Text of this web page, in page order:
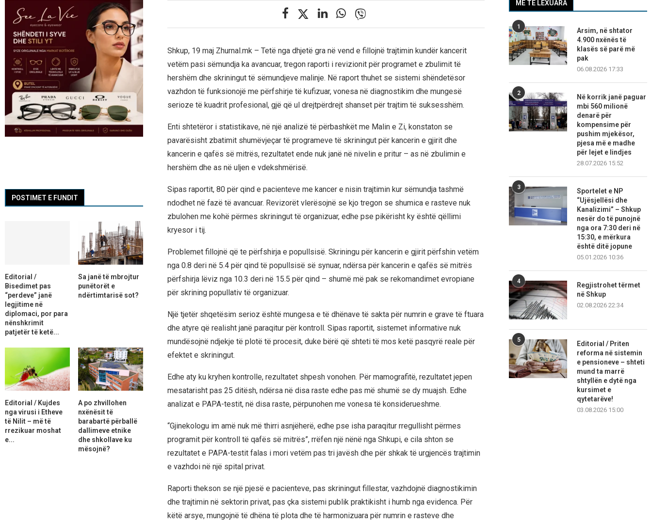
Shkup, 19 maj Zhurnal.mk – Tetë nga dhjetë gra në vend e fillojnë trajtimin kundër kancerit
vetëm pasi sëmundja ka avancuar, tregon raporti i revizionit për programet e zbulimit të
hershëm dhe skriningut të sëmundjeve malinje. Në raport thuhet se sistemi shëndetësor
vazhdon të funksionojë me përfshirje të kufizuar, vonesa në diagnostikim dhe mungesë
serioze të kuadrit profesional, gjë që ul drejtpërdrejt shanset për trajtim të suksesshëm.
Enti shtetëror i statistikave, në një analizë të përbashkët me Malin e Zi, konstaton se
pavarësisht zbatimit shumëvjeçar të programeve të skriningut për kancerin e gjirit dhe
kancerin e qafës së mitrës, rezultatet ende nuk janë në nivelin e pritur – as në zbulimin e
hershëm dhe as në uljen e vdekshmërisë.
Sipas raportit, 80 për qind e pacienteve me kancer e nisin trajtimin kur sëmundja tashmë
ndodhet në fazë të avancuar. Revizorët vlerësojnë se kjo tregon se shumica e rasteve nuk
zbulohen me kohë përmes skriningut të organizuar, edhe pse pikërisht ky është qëllimi
kryesor i tij.
Problemet fillojnë që te përfshirja e popullsisë. Skriningu për kancerin e gjirit përfshin vetëm
nga 0.8 deri në 5.4 për qind të popullsisë së synuar, ndërsa për kancerin e qafës së mitrës
përfshirja lëviz nga 10.3 deri në 15.5 për qind – shumë më pak se rekomandimet evropiane
për skrining popullativ të organizuar.
Një tjetër shqetësim serioz është mungesa e të dhënave të sakta për numrin e grave të ftuara
dhe atyre që realisht janë paraqitur për kontroll. Sipas raportit, sistemet informative nuk
mundësojnë ndjekje të plotë të procesit, duke bërë që shteti të mos ketë pasqyrë reale për
efektet e skriningut.
Edhe aty ku kryhen kontrolle, rezultatet shpesh vonohen. Për mamografitë, rezultatet jepen
mesatarisht pas 25 ditësh, ndërsa në disa raste edhe pas më shumë se dy muajsh. Edhe
analizat e PAPA-testit, në disa raste, përpunohen me vonesa të konsiderueshme.
“Gjinekologu im amë nuk më thirri asnjëherë, edhe pse isha paraqitur rregullisht përmes
programit për kontroll të qafës së mitrës”, rrëfen një nënë nga Shkupi, e cila shton se
rezultatet e PAPA-testit falas i mori vetëm pas tri javësh dhe për shkak të urgjencës trajtimin
e vazhdoi në një spital privat.
Raporti thekson se një pjesë e pacienteve, pas skriningut fillestar, vazhdojnë diagnostikimin
dhe trajtimin në sektorin privat, pas çka sistemi publik praktikisht i humb nga evidenca. Për
këtë arsye, mungojnë të dhëna të plota dhe të harmonizuara për numrin e rasteve dhe
MË TË LEXUARA
1
Arsim, në shtator
4.900 nxënës të
klasës së parë më
pak
06.08.2026 17:33
2
Në korrik janë paguar
mbi 560 milionë
denarë për
kompensime për
pushim mjekësor,
pjesa më e madhe
për lejet e lindjes
28.07.2026 15:52
3
Sportelet e NP
“Ujësjellësi dhe
Kanalizimi” – Shkup
nesër do të punojnë
nga ora 7:30 deri në
15:30, e mërkura
është ditë jopune
05.01.2026 10:36
4
Regjistrohet tërmet
në Shkup
02.08.2026 22:34
5
Editorial / Priten
reforma në sistemin
e pensioneve – shteti
mund ta marrë
shtyllën e dytë nga
kursimet e
qytetarëve!
03.08.2026 15:00
POSTIMET E FUNDIT
Editorial /
Bisedimet pas
“perdeve” janë
legjitime në
diplomaci, por para
nënshkrimit
patjetër të ketë...
Sa janë të mbrojtur
punëtorët e
ndërtimtarisë sot?
Editorial / Kujdes
nga virusi i Etheve
të Nilit – më të
rrezikuar moshat
e...
A po zhvillohen
nxënësit të
barabartë përballë
dallimeve etnike
dhe shkollave ku
mësojnë?